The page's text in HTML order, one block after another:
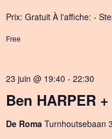
Prix: Gratuit À l'affiche: -
Free
Ben HARPER
23 juin @ 19:40 - 22:30
De Roma Turnhoutsebaan